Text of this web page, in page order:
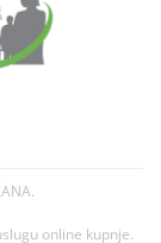
online kupnje.